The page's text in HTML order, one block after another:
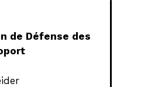
de Défense des